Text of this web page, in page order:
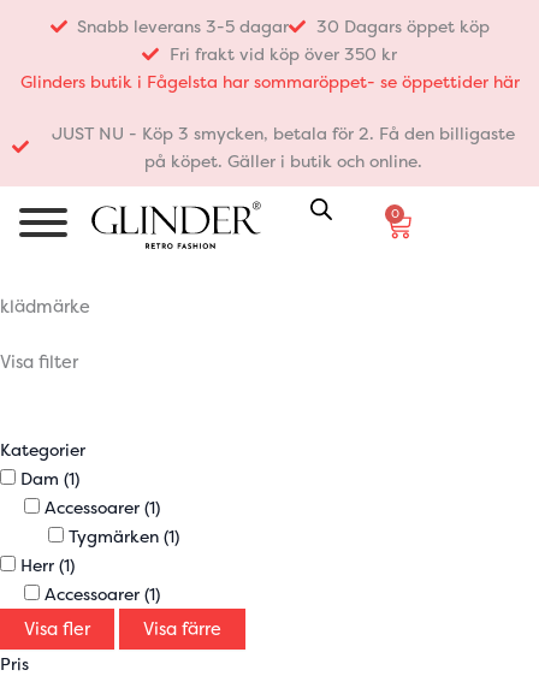
innehåll
Snabb leverans 3-5 dagar
30 Dagars öppet köp
Fri frakt vid köp över 350 kr
Glinders butik i Fågelsta har sommaröppet- se öppettider här
JUST NU - Köp 3 smycken, betala för 2. Få den billigaste
på köpet. Gäller i butik och online.
0
Varukorg
klädmärke
Visa filter
Kategorier
Dam (1)
Accessoarer (1)
Tygmärken (1)
Herr (1)
Accessoarer (1)
Visa fler Visa färre
Pris